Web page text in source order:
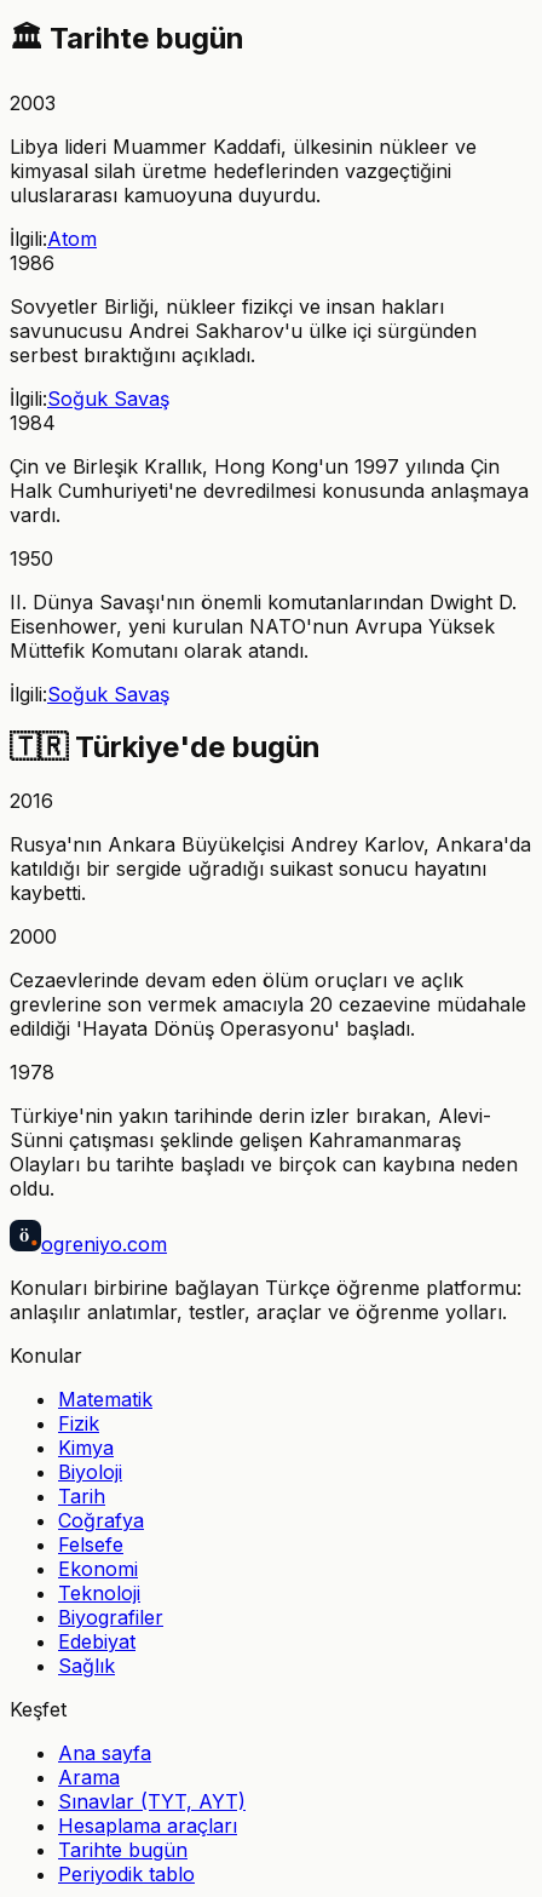
🏛️ Tarihte bugün
2003
Libya lideri Muammer Kaddafi, ülkesinin nükleer ve
kimyasal silah üretme hedeflerinden vazgeçtiğini
uluslararası kamuoyuna duyurdu.
İlgili:Atom
1986
Sovyetler Birliği, nükleer fizikçi ve insan hakları
savunucusu Andrei Sakharov'u ülke içi sürgünden
serbest bıraktığını açıkladı.
İlgili:Soğuk Savaş
1984
Çin ve Birleşik Krallık, Hong Kong'un 1997 yılında Çin
Halk Cumhuriyeti'ne devredilmesi konusunda anlaşmaya
vardı.
1950
II. Dünya Savaşı'nın önemli komutanlarından Dwight D.
Eisenhower, yeni kurulan NATO'nun Avrupa Yüksek
Müttefik Komutanı olarak atandı.
İlgili:Soğuk Savaş
🇹🇷 Türkiye'de bugün
2016
Rusya'nın Ankara Büyükelçisi Andrey Karlov, Ankara'da
katıldığı bir sergide uğradığı suikast sonucu hayatını
kaybetti.
2000
Cezaevlerinde devam eden ölüm oruçları ve açlık
grevlerine son vermek amacıyla 20 cezaevine müdahale
edildiği 'Hayata Dönüş Operasyonu' başladı.
1978
Türkiye'nin yakın tarihinde derin izler bırakan, Alevi-
Sünni çatışması şeklinde gelişen Kahramanmaraş
Olayları bu tarihte başladı ve birçok can kaybına neden
oldu.
ö ogreniyo.com
Konuları birbirine bağlayan Türkçe öğrenme platformu:
anlaşılır anlatımlar, testler, araçlar ve öğrenme yolları.
Konular
Matematik
Fizik
Kimya
Biyoloji
Tarih
Coğrafya
Felsefe
Ekonomi
Teknoloji
Biyografiler
Edebiyat
Sağlık
Keşfet
Ana sayfa
Arama
Sınavlar (TYT, AYT)
Hesaplama araçları
Tarihte bugün
Periyodik tablo